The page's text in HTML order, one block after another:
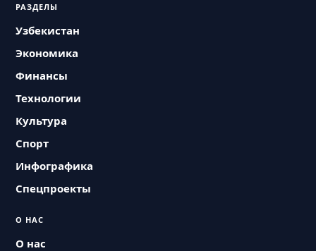
РАЗДЕЛЫ
Узбекистан
Экономика
Финансы
Технологии
Культура
Спорт
Инфографика
Спецпроекты
О НАС
О нас